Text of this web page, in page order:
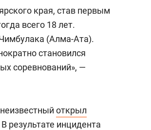
края, став первым
всего 18 лет.
(Алма-Ата).
становился
соревнований», —
открыл
результате инцидента
–
Рекомендуем
Дизайнер-прораб
Наседкина: «Ремонт
с мебелью за 2
для меня это